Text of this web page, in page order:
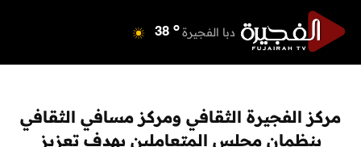
دبا الفجيرة 38 o
عجمان
أم القيوين 39 o
مركز الفجيرة الثقافي ومركز مسافي الثقافي
ينظمان مجلس المتعاملين بهدف تعزيز